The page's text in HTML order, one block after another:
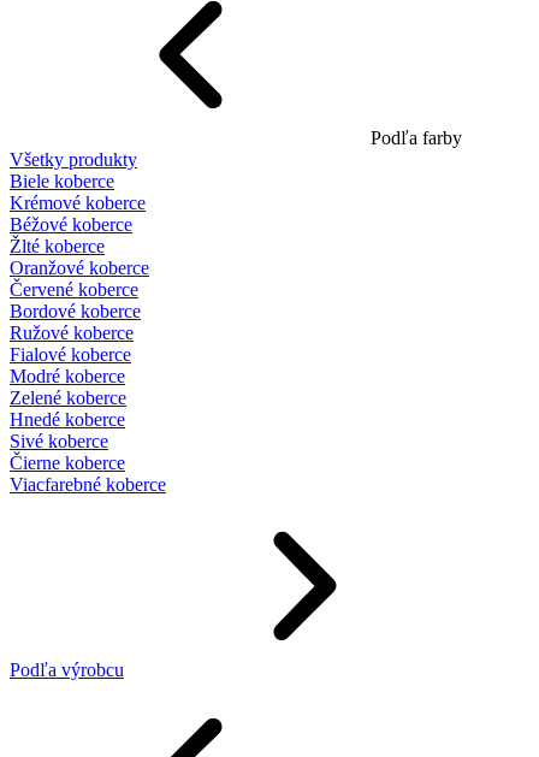
Podľa farby
Všetky produkty
Biele koberce
Krémové koberce
Béžové koberce
Žlté koberce
Oranžové koberce
Červené koberce
Bordové koberce
Ružové koberce
Fialové koberce
Modré koberce
Zelené koberce
Hnedé koberce
Sivé koberce
Čierne koberce
Viacfarebné koberce
Podľa výrobcu